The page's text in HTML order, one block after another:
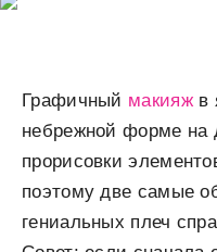
Графичный макияжв
небрежной форме на
прорисовки
поэтому две самые
гениальных плеч